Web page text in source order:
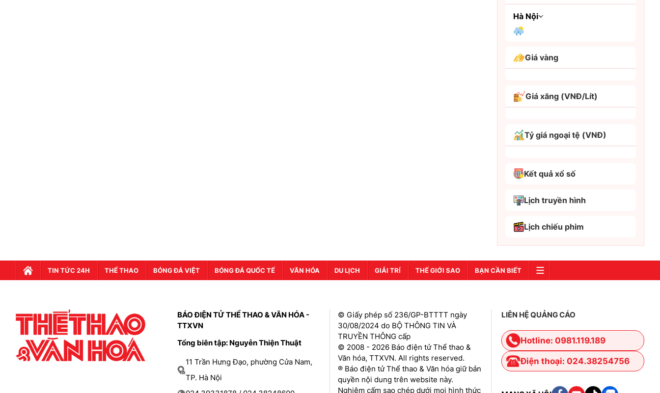
Hà Nội
Bình Dương
Bình Thuận
Bạc Liêu
Bắc Kạn
Cao Bằng
Cà Mau
Cần Thơ
Điện Biên
Đà Lạt
Đắk Nông
Đồng Nai
Giá vàng
Giá xăng (VNĐ/Lít)
Tỷ giá ngoại tệ (VNĐ)
Kết quả xổ số
Lịch truyền hình
Lịch chiếu phim
TIN TỨC 24H THỂ THAO BÓNG ĐÁ VIỆT BÓNG ĐÁ QUỐC TẾ VĂN HÓA DU LỊCH GIẢI TRÍ THẾ GIỚI SAO BẠN CẦN BIẾT
BÁO ĐIỆN TỬ THỂ THAO & VĂN HÓA -
TTXVN
Tổng biên tập: Nguyễn Thiện Thuật
11 Trần Hưng Đạo, phường Cửa Nam,
TP. Hà Nội
© Giấy phép số 236/GP-BTTTT ngày
30/08/2024 do BỘ THÔNG TIN VÀ
TRUYỀN THÔNG cấp
© 2008 - 2026 Báo điện tử Thể thao &
Văn hóa, TTXVN. All rights reserved.
® Báo điện tử Thể thao & Văn hóa giữ bản
quyền nội dung trên website này.
Nghiêm cấm sao chép dưới mọi hình thức
LIÊN HỆ QUẢNG CÁO
Hotline: 0981.119.189
Điện thoại: 024.38254756